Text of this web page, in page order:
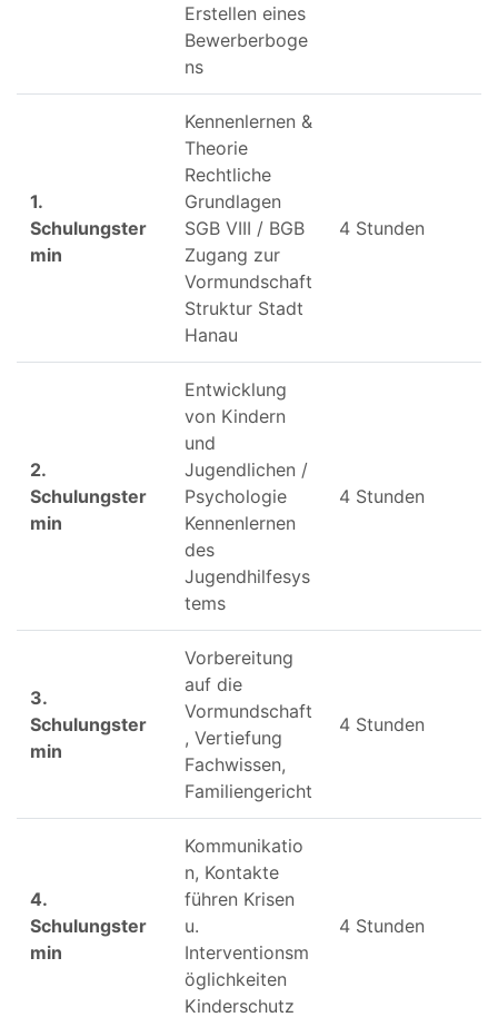
Erstellen eines
Bewerberboge
ns
1.
Schulungster
min
Kennenlernen &
Theorie
Rechtliche
Grundlagen
SGB VIII / BGB
Zugang zur
Vormundschaft
Struktur Stadt
Hanau
4 Stunden
2.
Schulungster
min
Entwicklung
von Kindern
und
Jugendlichen /
Psychologie
Kennenlernen
des
Jugendhilfesys
tems
4 Stunden
3.
Schulungster
min
Vorbereitung
auf die
Vormundschaft
, Vertiefung
Fachwissen,
Familiengericht
4 Stunden
4.
Schulungster
min
Kommunikatio
n, Kontakte
führen Krisen
u.
Interventionsm
öglichkeiten
Kinderschutz
4 Stunden